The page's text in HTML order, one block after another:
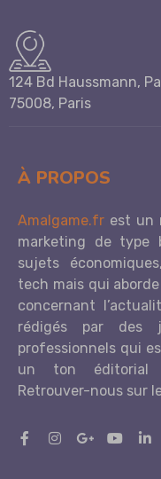
124 Bd Haussmann,
75008, Paris
À PROPOS
Amalgame.fr est un
marketing de type
sujets
tech mais qui
concernant
rédigés par des
professionnels qui
un ton éditorial
Retrouver-nous sur